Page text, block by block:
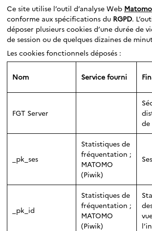
Ce site utilise l’outil d’analyse Web Matomo
conforme aux spécifications du RGPD.
déposer plusieurs cookies d’une durée de
de session ou de quelques dizaines de
Les cookies fonctionnels déposés :
Nom Service fourni
FGT Server
de
_pk_ses
Statistiques de
fréquentation ;
MATOMO
(Piwik)
_pk_id
Statistiques de
fréquentation ;
MATOMO
(Piwik)